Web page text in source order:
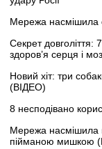
Мережа насмішила
Секрет довголіття:
здоров’я серця і
Новий хіт: три
(ВІДЕО)
8 несподівано
Мережа насмішила
пійманою мишкою